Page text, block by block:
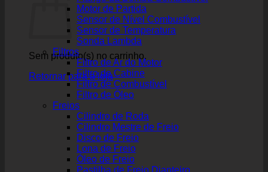
Sem produto(s) no carrinho.
Retornar para a loja
Motor de Partida
Sensor de Nível Combustível
Sensor de Temperatura
Sonda Lambda
Filtros
Filtro de Ar do Motor
Filtro de Cabine
Filtro de Combustível
Filtro de Óleo
Freios
Cilindro de Roda
Cilindro Mestre de Freio
Disco de Freio
Lona de Freio
Óleo de Freio
Pastilha de Freio Dianteiro